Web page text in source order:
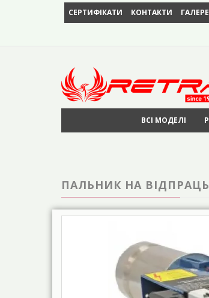
СЕРТИФІКАТИ КОНТАКТИ
ВСІ МОДЕЛІ
ПАЛЬНИК НА